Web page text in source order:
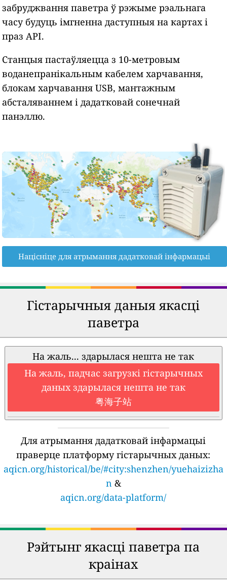
забруджвання паветра ў рэжыме рэальнага
часу будуць імгненна даступныя на картах і
праз API.
Станцыя пастаўляецца з 10-метровым
воданепранікальным кабелем харчавання,
блокам харчавання USB, мантажным
абсталяваннем і дадатковай сонечнай
панэллю.
Націсніце для атрымання дадатковай інфармацыі
Гістарычныя даныя якасці
паветра
На жаль... здарылася нешта не так
На жаль, падчас загрузкі гістарычных
даных здарылася нешта не так
粤海子站
Для атрымання дадатковай інфармацыі
праверце платформу гістарычных даных:
aqicn.org/historical/be/#city:shenzhen/yuehaizizha
n &
aqicn.org/data-platform/
Рэйтынг якасці паветра па
краінах